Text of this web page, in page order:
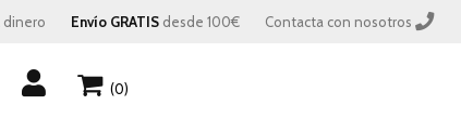
dinero Envío GRATIS desde 100€ Contacta con nosotros
(0)